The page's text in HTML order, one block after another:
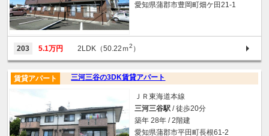
愛知県蒲郡市豊岡町畑ケ田21-1
203 5.1万円 2LDK（50.22ｍ2 ）
三河三谷の3DK賃貸アパート
賃貸アパート
ＪＲ東海道本線
三河三谷駅 / 徒歩20分
築年 28年 / 2階建
愛知県蒲郡市平田町長根61-2